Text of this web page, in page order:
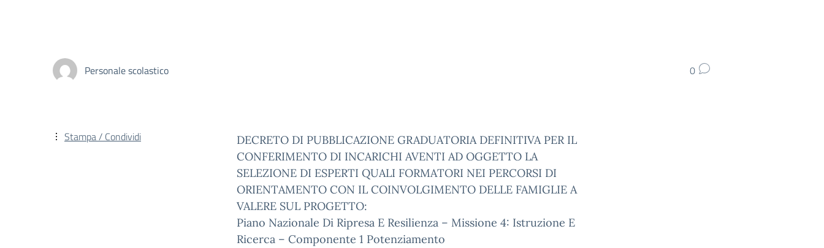
Personale scolastico 0
DECRETO DI PUBBLICAZIONE GRADUATORIA DEFINITIVA PER IL
CONFERIMENTO DI INCARICHI AVENTI AD OGGETTO LA
SELEZIONE DI ESPERTI QUALI FORMATORI NEI PERCORSI DI
ORIENTAMENTO CON IL COINVOLGIMENTO DELLE FAMIGLIE A
VALERE SUL PROGETTO:
Piano Nazionale Di Ripresa E Resilienza – Missione 4: Istruzione E
Ricerca – Componente 1 Potenziamento
Stampa / Condividi